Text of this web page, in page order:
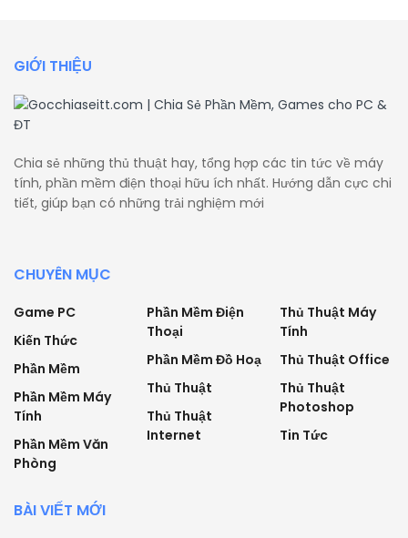
GIỚI THIỆU
Chia sẻ những thủ thuật hay, tổng hợp các tin tức về máy
tính, phần mềm điện thoại hữu ích nhất. Hướng dẫn cực chi
tiết, giúp bạn có những trải nghiệm mới
CHUYÊN MỤC
Game PC
Kiến Thức
Phần Mềm
Phần Mềm Máy
Tính
Phần Mềm Văn
Phòng
Phần Mềm Điện
Thoại
Phần Mềm Đồ Hoạ
Thủ Thuật
Thủ Thuật
Internet
Thủ Thuật Máy
Tính
Thủ Thuật Office
Thủ Thuật
Photoshop
Tin Tức
BÀI VIẾT MỚI